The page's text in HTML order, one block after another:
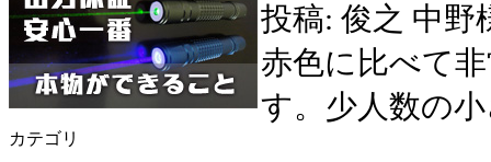
カテゴリ
投稿: 俊之 中野
赤色に比べて
す。少人数の